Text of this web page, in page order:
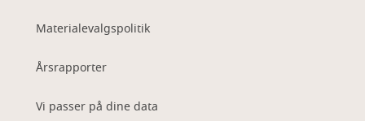
Materialevalgspolitik
Årsrapporter
Vi passer på dine data